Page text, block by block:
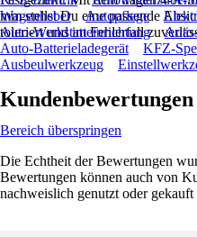
mm stellst Du eine passende
toleriert und im Fehlerfall
Wagenheber
Autopflege
Auto-Werkstatteinrichtung
Auto-Batterieladegerät
KFZ-
Ausbeulwerkzeug
Kundenbewertungen
Bereich überspringen
Die Echtheit der Bewertungen
Bewertungen können auch von
nachweislich genutzt oder gekauft